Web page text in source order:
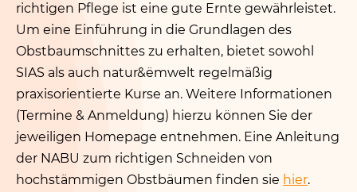
richtigen Pflege ist eine gute Ernte gewährleistet.
Um eine Einführung in die Grundlagen des
Obstbaumschnittes zu erhalten, bietet sowohl
SIAS als auch natur&ëmwelt regelmäßig
praxisorientierte Kurse an. Weitere Informationen
(Termine & Anmeldung) hierzu können Sie der
jeweiligen Homepage entnehmen. Eine Anleitung
der NABU zum richtigen Schneiden von
hochstämmigen Obstbäumen finden sie hier.